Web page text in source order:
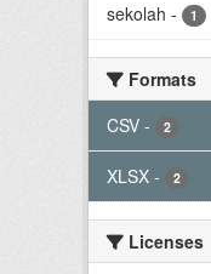
sekolah - 1
Formats
CSV - 2
XLSX - 2
Licenses